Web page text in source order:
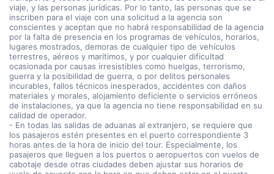
viaje, y las personas jurídicas. Por lo tanto, las personas que se
inscriben para el viaje con una solicitud a la agencia son
conscientes y aceptan que no habrá responsabilidad de la agencia
por la falta de presencia en los programas de vehículos, horarios,
lugares mostrados, demoras de cualquier tipo de vehículos
terrestres, aéreos y marítimos, y por cualquier dificultad
ocasionada por causas irresistibles como huelgas, terrorismo,
guerra y la posibilidad de guerra, o por delitos personales
incurables, fallos técnicos inesperados, accidentes con daños
materiales y morales, alojamiento deficiente o servicios erróneos
de instalaciones, ya que la agencia no tiene responsabilidad en su
calidad de operador.
- En todas las salidas de aduanas al extranjero, se requiere que
los pasajeros estén presentes en el puerto correspondiente 3
horas antes de la hora de inicio del tour. Especialmente, los
pasajeros que lleguen a los puertos o aeropuertos con vuelos de
cabotaje desde otras ciudades deben ajustar sus horarios de